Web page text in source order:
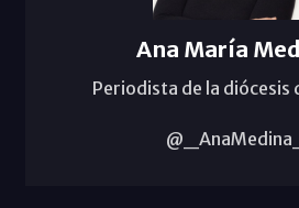
Ana María
Periodista de la diócesis
@_AnaMedina_